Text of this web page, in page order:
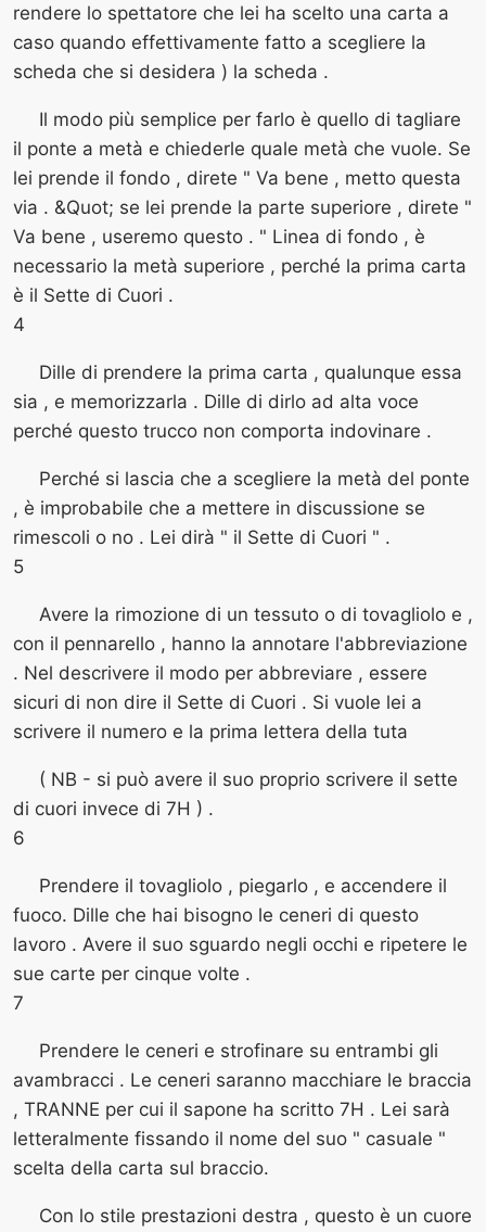
rendere lo spettatore che lei ha scelto una carta a
caso quando effettivamente fatto a scegliere la
scheda che si desidera ) la scheda .
Il modo più semplice per farlo è quello di tagliare
il ponte a metà e chiederle quale metà che vuole. Se
lei prende il fondo , direte " Va bene , metto questa
via . &Quot; se lei prende la parte superiore , direte "
Va bene , useremo questo . " Linea di fondo , è
necessario la metà superiore , perché la prima carta
è il Sette di Cuori .
4
Dille di prendere la prima carta , qualunque essa
sia , e memorizzarla . Dille di dirlo ad alta voce
perché questo trucco non comporta indovinare .
Perché si lascia che a scegliere la metà del ponte
, è improbabile che a mettere in discussione se
rimescoli o no . Lei dirà " il Sette di Cuori " .
5
Avere la rimozione di un tessuto o di tovagliolo e ,
con il pennarello , hanno la annotare l'abbreviazione
. Nel descrivere il modo per abbreviare , essere
sicuri di non dire il Sette di Cuori . Si vuole lei a
scrivere il numero e la prima lettera della tuta
( NB - si può avere il suo proprio scrivere il sette
di cuori invece di 7H ) .
6
Prendere il tovagliolo , piegarlo , e accendere il
fuoco. Dille che hai bisogno le ceneri di questo
lavoro . Avere il suo sguardo negli occhi e ripetere le
sue carte per cinque volte .
7
Prendere le ceneri e strofinare su entrambi gli
avambracci . Le ceneri saranno macchiare le braccia
, TRANNE per cui il sapone ha scritto 7H . Lei sarà
letteralmente fissando il nome del suo " casuale "
scelta della carta sul braccio.
Con lo stile prestazioni destra , questo è un cuore